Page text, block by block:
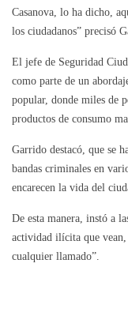
Casanova, lo ha dicho,
los ciudadanos” precisó
El jefe de Seguridad
como parte de un
popular, donde miles de
productos de consumo
Garrido destacó, que se
bandas criminales en
encarecen la vida del
De esta manera, instó a
actividad ilícita que vean,
cualquier llamado”.